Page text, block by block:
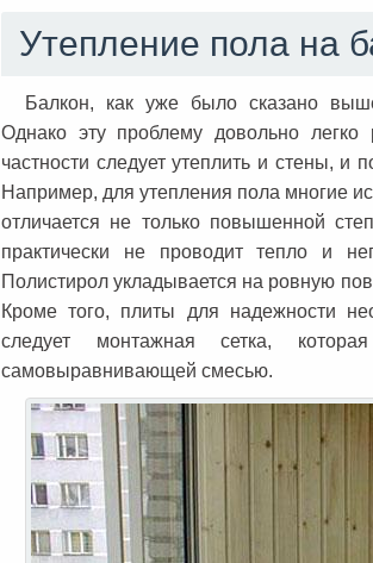
Утепление пола на
Балкон, как уже было сказано
Однако эту проблему довольно
частности следует утеплить и стены,
Например, для утепления пола многие
отличается не только повышенной
практически не проводит тепло и
Полистирол укладывается на ровную
Кроме того, плиты для надежности
следует монтажная сетка,
самовыравнивающей смесью.